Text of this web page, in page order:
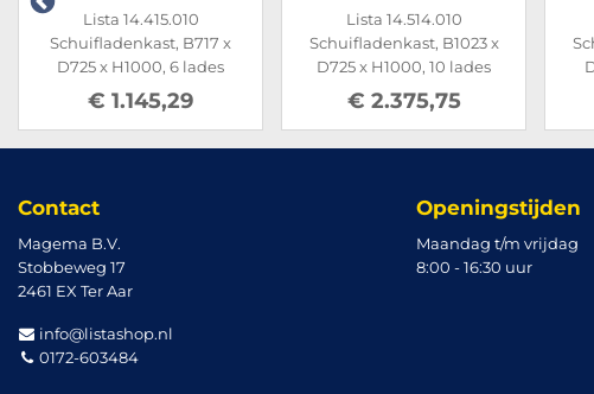
Lista 14.415.010
Schuifladenkast, B717 x
D725 x H1000, 6 lades
€ 1.145,29
Lista 14.514.010
Schuifladenkast, B1023 x
D725 x H1000, 10 lades
€ 2.375,75
Contact
Magema B.V.
Stobbeweg 17
2461 EX Ter Aar
info@listashop.nl
0172-603484
Openingstijden
Maandag t/m vrijdag
8:00 - 16:30 uur